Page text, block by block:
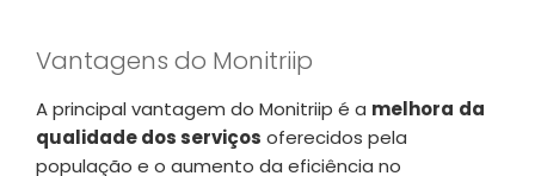
Vantagens do Monitriip
A principal vantagem do Monitriip é a melhora da
qualidade dos serviços oferecidos pela
população e o aumento da eficiência no